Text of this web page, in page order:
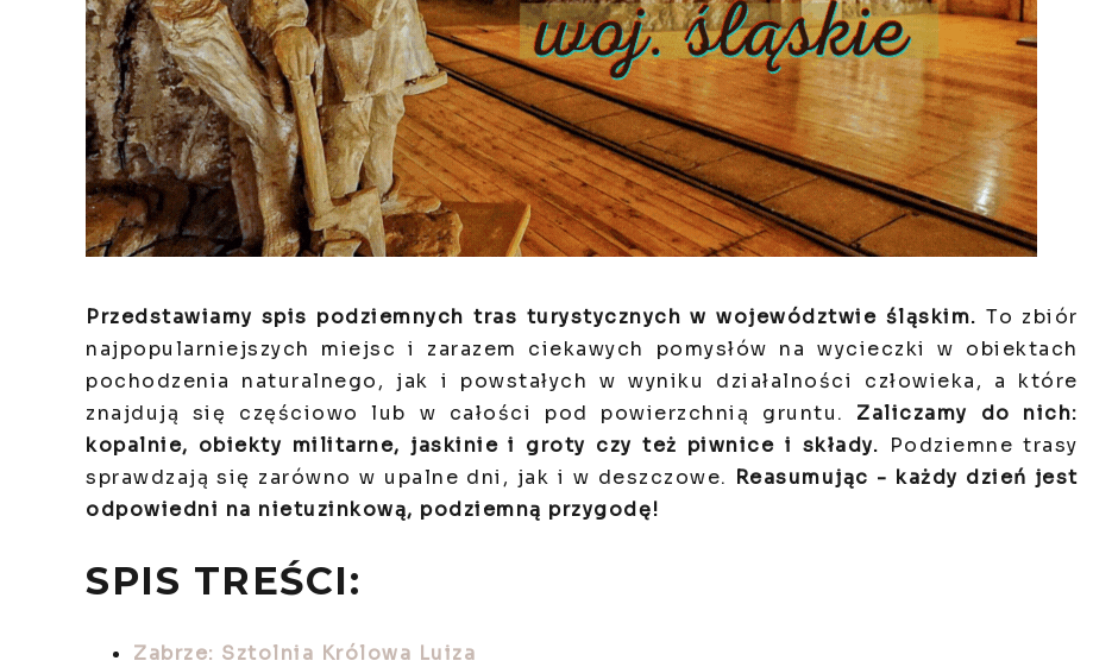
Przedstawiamy spis podziemnych tras turystycznych w województwie śląskim.To zbiór
najpopularniejszych miejsc i zarazem ciekawych pomysłów na wycieczki w obiektach
pochodzenia naturalnego, jak i powstałych w wyniku działalności człowieka, a które
znajdują się częściowo lub w całości pod powierzchnią gruntu. Zaliczamy do nich:
kopalnie, obiekty militarne, jaskinie i groty czy też piwnice i składy. Podziemne trasy
sprawdzają się zarówno w upalne dni, jak i w deszczowe. Reasumując - każdy dzień jest
odpowiedni na nietuzinkową, podziemną przygodę!
SPIS TREŚCI:
Zabrze: Sztolnia Królowa Luiza